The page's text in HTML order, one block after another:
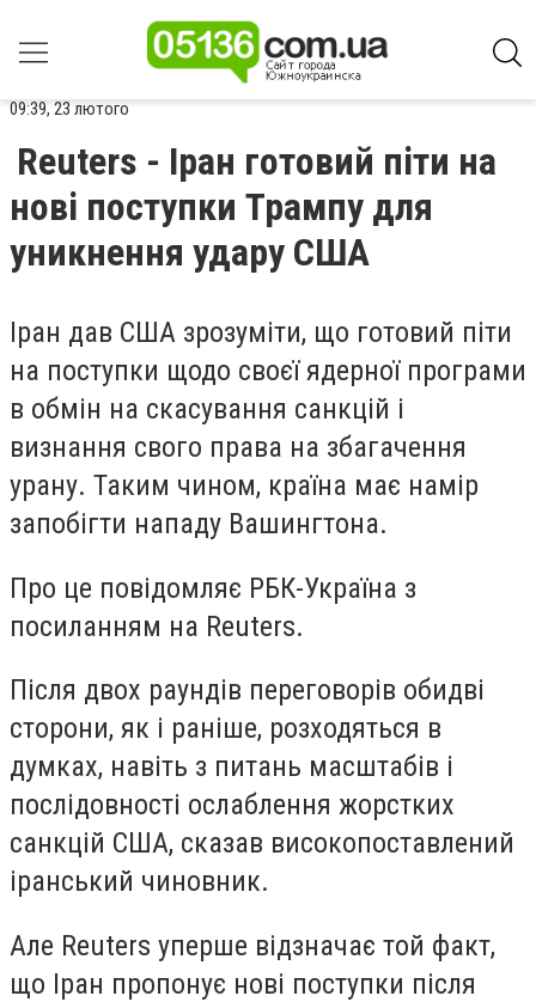
09:39, 23 лютого
Reuters - Іран готовий піти на
нові поступки Трампу для
уникнення удару США
Іран дав США зрозуміти, що готовий піти
на поступки щодо своєї ядерної програми
в обмін на скасування санкцій і
визнання свого права на збагачення
урану. Таким чином, країна має намір
запобігти нападу Вашингтона.
Про це повідомляє РБК-Україна з
посиланням на Reuters.
Після двох раундів переговорів обидві
сторони, як і раніше, розходяться в
думках, навіть з питань масштабів і
послідовності ослаблення жорстких
санкцій США, сказав високопоставлений
іранський чиновник.
Але Reuters уперше відзначає той факт,
що Іран пропонує нові поступки після